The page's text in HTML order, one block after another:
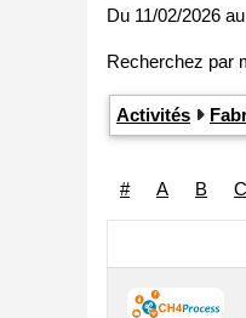
Du 11/02/2026 au
Activités
# A B C